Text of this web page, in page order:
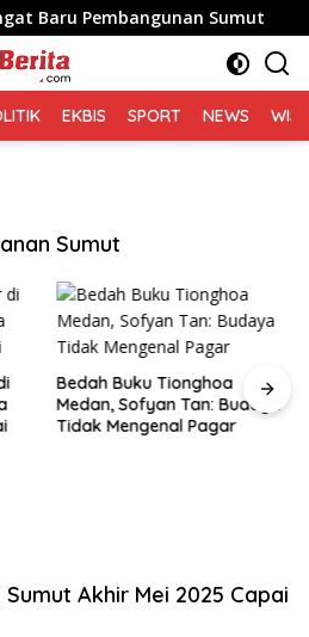
Pembangunan Sumut
EKBIS SPORT NEWS
Sumut
Bedah Buku Tionghoa
Medan, Sofyan Tan: Budaya
Tidak Mengenal Pagar
Akhir Mei 2025 Capai